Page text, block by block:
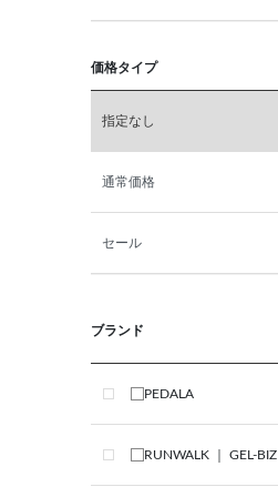
価格タイプ
指定なし
通常価格
セール
ブランド
PEDALA
RUNWALK ｜ GEL-BIZ